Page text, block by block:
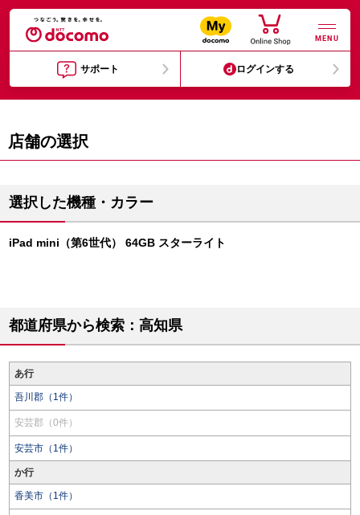
MENU
サポート ログインする
店舗の選択
選択した機種・カラー
iPad mini（第6世代） 64GB スターライト
都道府県から検索：高知県
あ行
吾川郡（1件）
安芸郡（0件）
安芸市（1件）
か行
香美市（1件）